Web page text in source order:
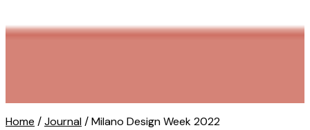
Home /Journal/ Milano Design Week 2022